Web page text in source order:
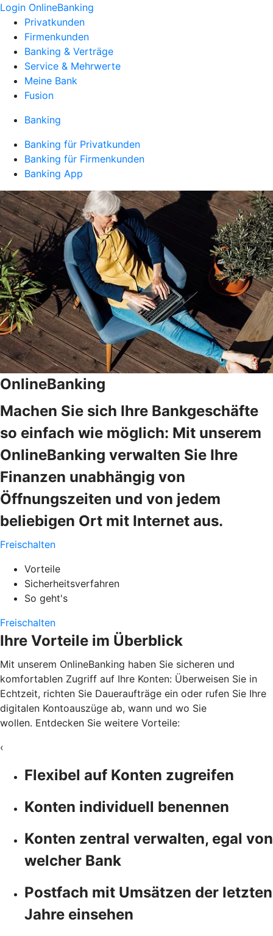
Login OnlineBanking
Privatkunden
Firmenkunden
Banking & Verträge
Service & Mehrwerte
Meine Bank
Fusion
Banking
Banking für Privatkunden
Banking für Firmenkunden
Banking App
OnlineBanking
Machen Sie sich Ihre Bankgeschäfte
so einfach wie möglich: Mit unserem
OnlineBanking verwalten Sie Ihre
Finanzen unabhängig von
Öffnungszeiten und von jedem
beliebigen Ort mit Internet aus.
Freischalten
Vorteile
Sicherheitsverfahren
So geht's
Freischalten
Ihre Vorteile im Überblick
Mit unserem OnlineBanking haben Sie sicheren und
komfortablen Zugriff auf Ihre Konten: Überweisen Sie in
Echtzeit, richten Sie Daueraufträge ein oder rufen Sie Ihre
digitalen Kontoauszüge ab, wann und wo Sie
wollen. Entdecken Sie weitere Vorteile:
‹
Flexibel auf Konten zugreifen
Konten individuell benennen
Konten zentral verwalten, egal von
welcher Bank
Postfach mit Umsätzen der letzten
Jahre einsehen